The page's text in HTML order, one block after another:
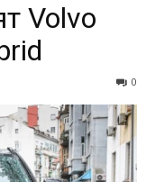
Volvo
0